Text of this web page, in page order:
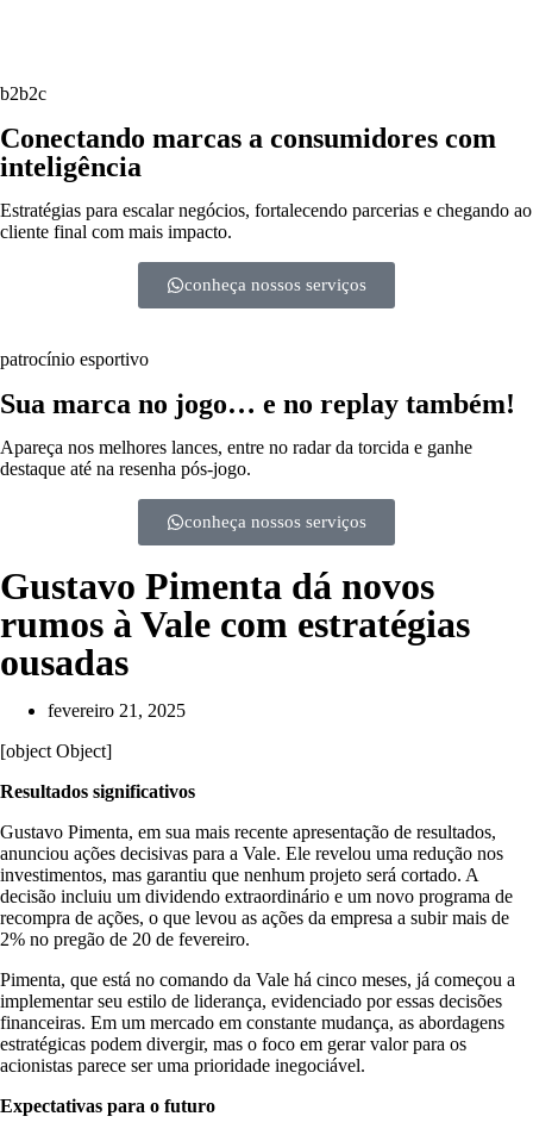
b2b2c
Conectando marcas a consumidores com
inteligência
Estratégias para escalar negócios, fortalecendo parcerias e chegando ao
cliente final com mais impacto.
conheça nossos serviços
patrocínio esportivo
Sua marca no jogo… e no replay também!
Apareça nos melhores lances, entre no radar da torcida e ganhe
destaque até na resenha pós-jogo.
conheça nossos serviços
Gustavo Pimenta dá novos
rumos à Vale com estratégias
ousadas
fevereiro 21, 2025
[object Object]
Resultados significativos
Gustavo Pimenta, em sua mais recente apresentação de resultados,
anunciou ações decisivas para a Vale. Ele revelou uma redução nos
investimentos, mas garantiu que nenhum projeto será cortado. A
decisão incluiu um dividendo extraordinário e um novo programa de
recompra de ações, o que levou as ações da empresa a subir mais de
2% no pregão de 20 de fevereiro.
Pimenta, que está no comando da Vale há cinco meses, já começou a
implementar seu estilo de liderança, evidenciado por essas decisões
financeiras. Em um mercado em constante mudança, as abordagens
estratégicas podem divergir, mas o foco em gerar valor para os
acionistas parece ser uma prioridade inegociável.
Expectativas para o futuro